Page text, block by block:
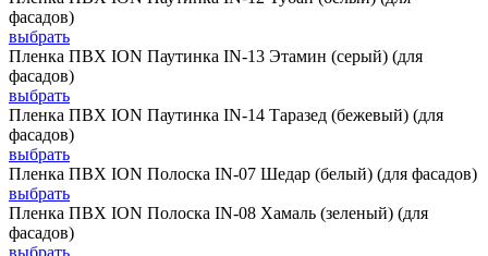
фасадов)
выбрать
Пленка ПВХ ION Паутинка IN-13 Этамин (серый) (для
фасадов)
выбрать
Пленка ПВХ ION Паутинка IN-14 Таразед (бежевый) (для
фасадов)
выбрать
Пленка ПВХ ION Полоска IN-07 Шедар (белый) (для фасадов)
выбрать
Пленка ПВХ ION Полоска IN-08 Хамаль (зеленый) (для
фасадов)